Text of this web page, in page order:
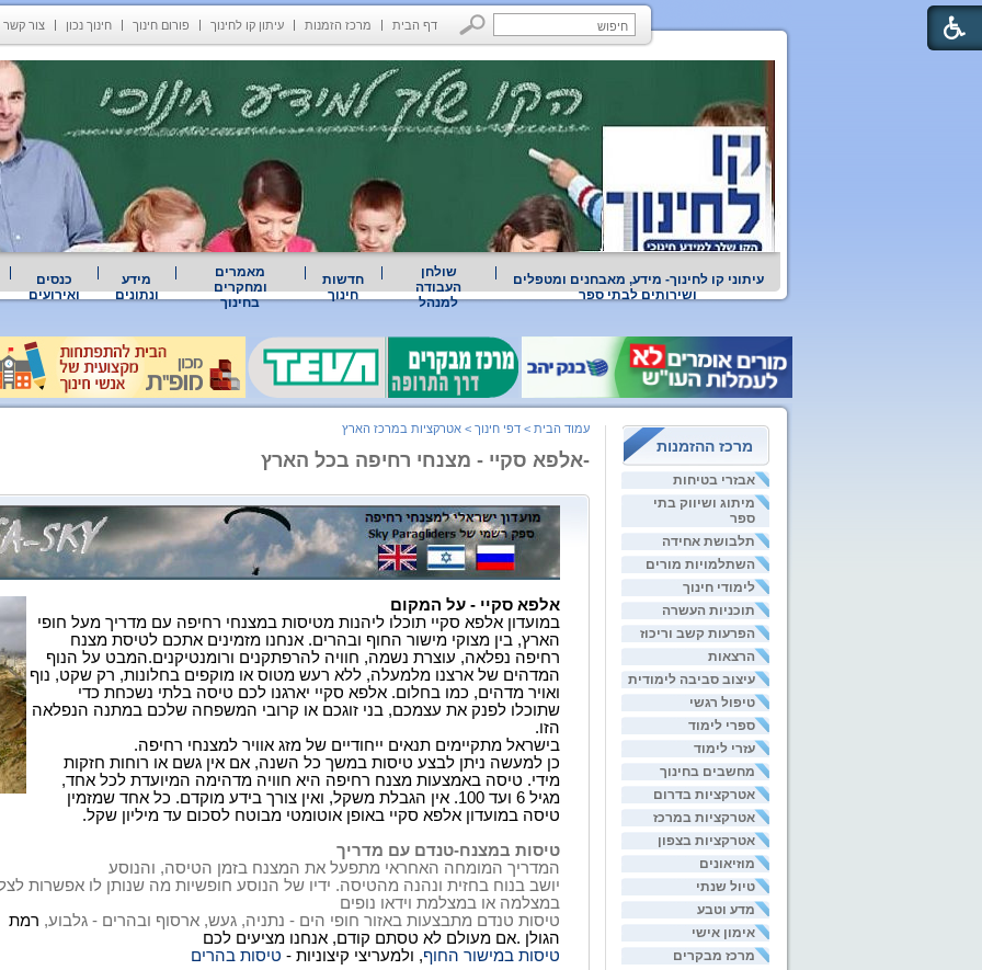
דף הבית מרכז הזמנות עיתון קו לחינוך פורום חינוך חינוך נכון צור קשר
עיתוני קו לחינוך- מידע, מאבחנים ומטפלים
ושירותים לבתי ספר
שולחן
העבודה
למנהל
חדשות
חינוך
מאמרים
ומחקרים
בחינוך
מידע
ונתונים
כנסים
ואירועים
מרכז ההזמנות
אבזרי בטיחות
מיתוג ושיווק בתי
ספר
תלבושת אחידה
השתלמויות מורים
לימודי חינוך
תוכניות העשרה
הפרעות קשב וריכוז
הרצאות
עיצוב סביבה לימודית
טיפול רגשי
ספרי לימוד
עזרי לימוד
מחשבים בחינוך
אטרקציות בדרום
אטרקציות במרכז
אטרקציות בצפון
מוזיאונים
טיול שנתי
מדע וטבע
אימון אישי
מרכז מבקרים
עמוד הבית > דפי חינוך > אטרקציות במרכז הארץ
-אלפא סקיי - מצנחי רחיפה בכל הארץ
אלפא סקיי - על המקום
במועדון אלפא סקיי תוכלו ליהנות מטיסות במצנחי רחיפה עם מדריך מעל חופי
הארץ, בין מצוקי מישור החוף ובהרים. אנחנו מזמינים אתכם לטיסת מצנח
רחיפה נפלאה, עוצרת נשמה, חוויה להרפתקנים ורומנטיקנים.המבט על הנוף
המדהים של ארצנו מלמעלה, ללא רעש מטוס או מוקפים בחלונות, רק שקט, נוף
ואויר מדהים, כמו בחלום. אלפא סקיי יארגנו לכם טיסה בלתי נשכחת כדי
שתוכלו לפנק את עצמכם, בני זוגכם או קרובי המשפחה שלכם במתנה הנפלאה
הזו.
בישראל מתקיימים תנאים ייחודיים של מזג אוויר למצנחי רחיפה.
כן למעשה ניתן לבצע טיסות במשך כל השנה, אם אין גשם או רוחות חזקות
מידי. טיסה באמצעות מצנח רחיפה היא חוויה מדהימה המיועדת לכל אחד,
מגיל 6 ועד 100. אין הגבלת משקל, ואין צורך בידע מוקדם. כל אחד שמזמין
טיסה במועדון אלפא סקיי באופן אוטומטי מבוטח לסכום עד מיליון שקל.
טיסות במצנח-טנדם עם מדריך
המדריך המומחה האחראי מתפעל את המצנח בזמן הטיסה, והנוסע
יושב בנוח בחזית ונהנה מהטיסה. ידיו של הנוסע חופשיות מה שנותן לו אפשרות
במצלמה או במצלמת וידאו נופים
טיסות טנדם מתבצעות באזור חופי הים - נתניה, געש, ארסוף ובהרים - גלבוע, רמת
הגולן .אם מעולם לא טסתם קודם, אנחנו מציעים לכם
טיסות במישור החוף, ולמעריצי קיצוניות - טיסות בהרים